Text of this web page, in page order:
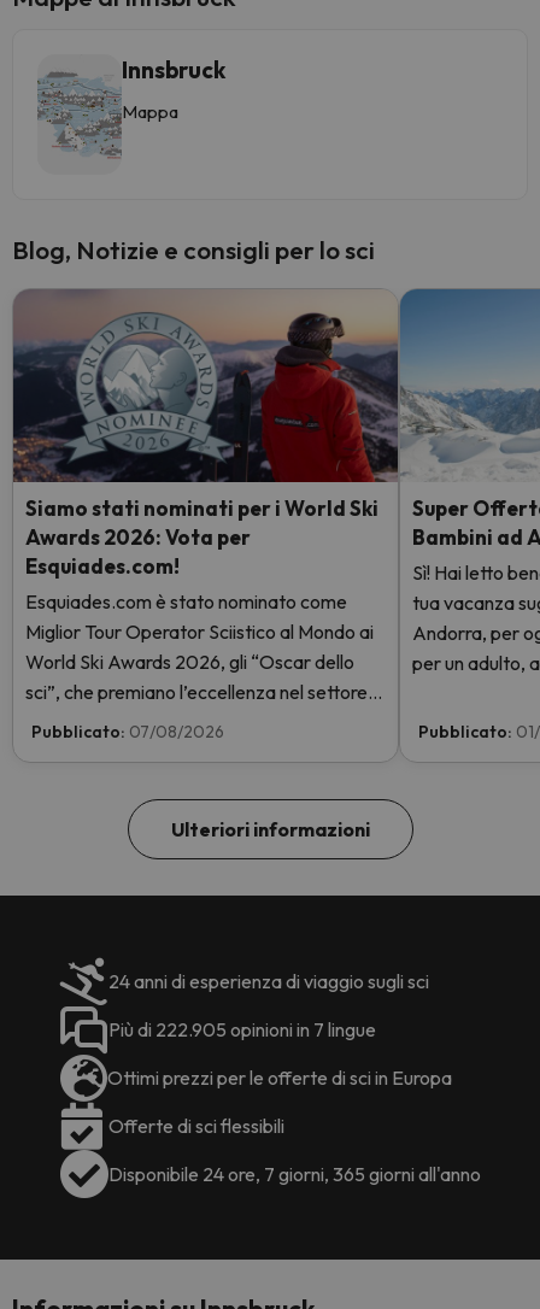
Innsbruck
Mappa
Blog, Notizie e consigli per lo sci
Siamo stati nominati per i World Ski
Awards 2026: Vota per
Esquiades.com!
Esquiades.com è stato nominato come
Miglior Tour Operator Sciistico al Mondo ai
World Ski Awards 2026, gli “Oscar dello
sci”, che premiano l’eccellenza nel settore
sciistico. Vota subito e aiutaci a arrivare in
Pubblicato: 07/08/2026
Super
Bambini ad
Sì! Hai letto
tua vacanza
Andorra, per
per un adulto,
GRATIS.
Pubblicato:
Ulteriori informazioni
24 anni di esperienza di viaggio sugli sci
Più di 222.905 opinioni in 7 lingue
Ottimi prezzi per le offerte di sci in Europa
Offerte di sci flessibili
Disponibile 24 ore, 7 giorni, 365 giorni all'anno